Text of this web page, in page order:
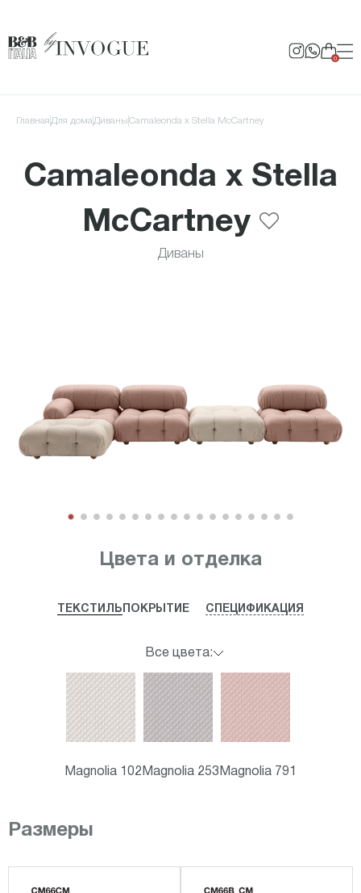
0
Главная для дома Диваны Camaleonda x Stella McCartney
Camaleonda x Stella
McCartney
Диваны
Цвета и отделка
ТЕКСТИЛЬ ПОКРЫТИЕ СПЕЦИФИКАЦИЯ
Все цвета:
Magnolia 102 Magnolia 253 Magnolia 791
Размеры